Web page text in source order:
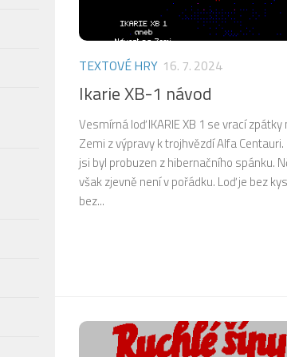
TEXTOVÉ HRY 16. 7. 2024
Ikarie XB-1 návod
Vesmírná loď IKARIE XB 1 se vrací zpátky
Zemi z výpravy k trojhvězdí Alfa Centauri.
jsi byl probuzen z hibernačního spánku.
však zjevně není v pořádku. Loď je bez
bez...